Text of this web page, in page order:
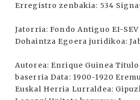
Erregistro zenbakia: 534
Jatorria: Fondo Antiguo EI-
Dohaintza Egoera juridikoa:
Autorea: Enrique Guinea
baserria Data: 1900-1920
Euskal Herria Lurraldea: